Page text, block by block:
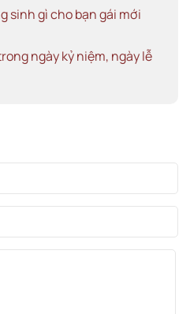
sinh gì cho bạn gái mới
ngày kỷ niệm, ngày lễ